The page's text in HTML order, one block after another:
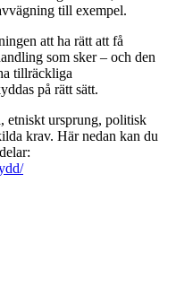
till exempel.
att ha rätt att få
som sker – och den
tillräckliga
på rätt sätt.
etniskt ursprung, politisk
krav. Här nedan kan du